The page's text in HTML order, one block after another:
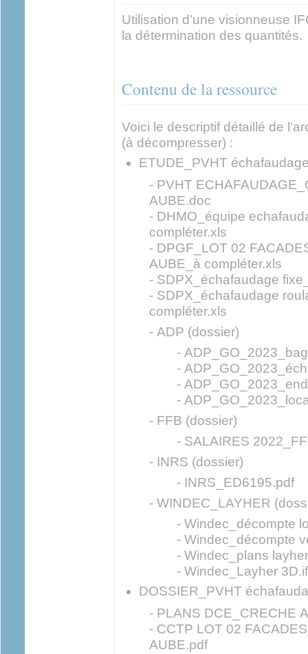
Utilisation d’une visionneuse
la détermination des quantités.
Contenu de la ressource
Voici le descriptif détaillé de
(à décompresser) :
ETUDE_PVHT
- PVHT
AUBE.doc
- DHMO_équipe
compléter.xls
- DPGF_LOT 02
AUBE_à compléter.xls
- SDPX_échafaudage
- SDPX_échafaudage
compléter.xls
- ADP (dossier)
-
-
-
-
- FFB (dossier)
- SALAIRES
- INRS (dossier)
- INRS_ED6195.pdf
- WINDEC_LAYHER
- Windec_décompte
- Windec_décompte
- Windec_plans
- Windec_Layher
DOSSIER_PVHT
- PLANS DCE_CRECHE
- CCTP LOT 02
AUBE.pdf